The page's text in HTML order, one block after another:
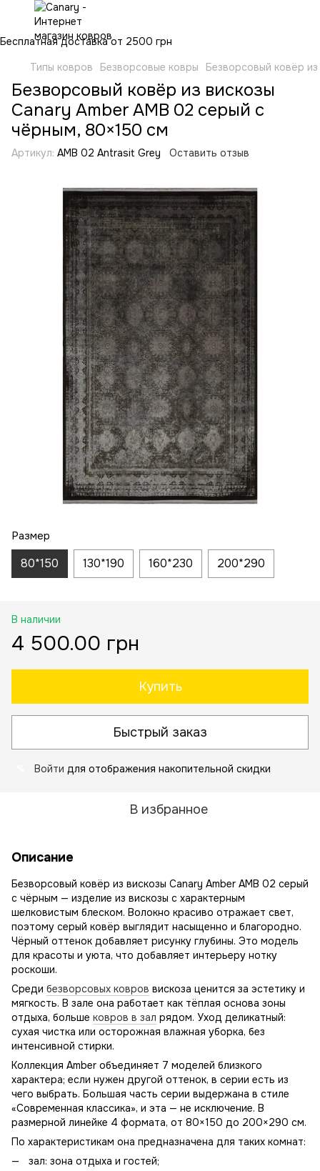
Бесплатная доставка от 2500 грн
Типы ковров
Безворсовые ковры Безворсовый ковёр
Безворсовый ковёр из вискозы
Canary Amber AMB 02 серый с
чёрным, 80×150 см
Артикул: AMB 02 Antrasit Grey Оставить отзыв
Размер
80*150 130*190 160*230 200*290
В наличии
4 500.00 грн
Купить
Быстрый заказ
Войти для отображения накопительной скидки
В избранное
Описание
Безворсовый ковёр из вискозы Canary Amber AMB 02 серый
с чёрным — изделие из вискозы с характерным
шелковистым блеском. Волокно красиво отражает свет,
поэтому серый ковёр выглядит насыщенно и благородно.
Чёрный оттенок добавляет рисунку глубины. Это модель
для красоты и уюта, что добавляет интерьеру нотку
роскоши.
Среди безворсовых ковров вискоза ценится за эстетику и
мягкость. В зале она работает как тёплая основа зоны
отдыха, больше ковров в зал рядом. Уход деликатный:
сухая чистка или осторожная влажная уборка, без
интенсивной стирки.
Коллекция Amber объединяет 7 моделей близкого
характера; если нужен другой оттенок, в серии есть из
чего выбрать. Большая часть серии выдержана в стиле
«Современная классика», и эта — не исключение. В
размерной линейке 4 формата, от 80×150 до 200×290 см.
По характеристикам она предназначена для таких комнат:
зал: зона отдыха и гостей;